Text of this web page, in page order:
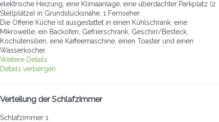
elektrische Heizung, eine Klimaanlage, eine überdachter Parkplatz (2
Stellplätze) in Grundstücksnähe, 1 Fernseher.
Die Offene Küche ist ausgestattet in einen Kühlschrank, eine
Mikrowelle, ein Backofen, Gefrierschrank, Geschirr/Besteck,
Kochutensilien, eine Kaffeemaschine, einen Toaster und einen
Wasserkocher.
Weitere Details
Details verbergen
Verteilung der Schlafzimmer
Schlafzimmer 1